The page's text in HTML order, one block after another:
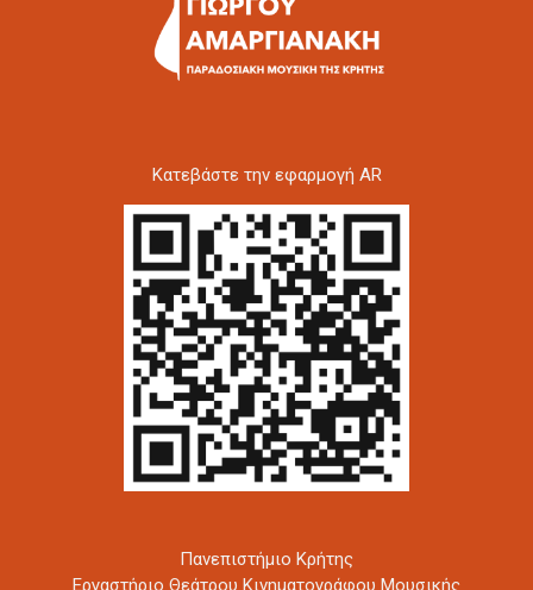
Kατεβάστε την εφαρμογή AR
Πανεπιστήμιο Κρήτης
Εργαστήριο Θεάτρου Κινηματογράφου Μουσικής